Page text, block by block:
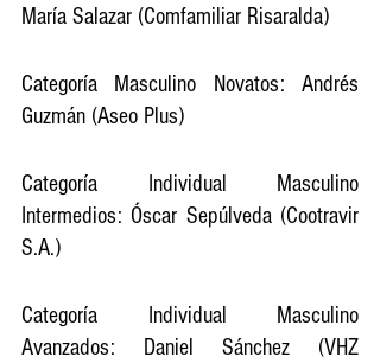
María Salazar (Comfamiliar Risaralda)
Categoría Masculino Novatos: Andrés
Guzmán (Aseo Plus)
Categoría Individual Masculino
Intermedios: Óscar Sepúlveda (Cootravir
S.A.)
Categoría Individual Masculino
Avanzados: Daniel Sánchez (VHZ